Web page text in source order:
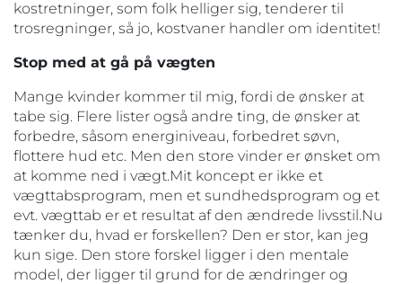
kostretninger, som folk helliger sig, tenderer til
trosregninger, så jo, kostvaner handler om identitet!
Stop med at gå på vægten
Mange kvinder kommer til mig, fordi de ønsker at
tabe sig. Flere lister også andre ting, de ønsker at
forbedre, såsom energiniveau, forbedret søvn,
flottere hud etc. Men den store vinder er ønsket om
at komme ned i vægt.Mit koncept er ikke et
vægttabsprogram, men et sundhedsprogram og et
evt. vægttab er et resultat af den ændrede livsstil.Nu
tænker du, hvad er forskellen? Den er stor, kan jeg
kun sige. Den store forskel ligger i den mentale
model, der ligger til grund for de ændringer og